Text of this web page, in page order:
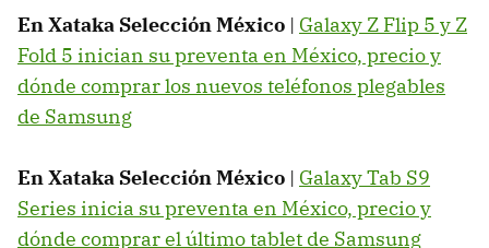
En Xataka Selección México | Galaxy Z Flip 5 y Z
Fold 5 inician su preventa en México, precio y
dónde comprar los nuevos teléfonos plegables
de Samsung
En Xataka Selección México | Galaxy Tab S9
Series inicia su preventa en México, precio y
dónde comprar el último tablet de Samsung